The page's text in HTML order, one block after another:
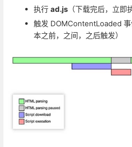
执行 ad.js（下载完后，立即
触发 DOMContentLoaded
本之前，之间，之后触发）